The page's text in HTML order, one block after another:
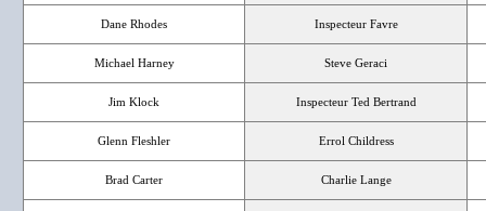
Dane Rhodes Inspecteur Favre
Michael Harney Steve Geraci
Jim Klock Inspecteur Ted Bertrand
Glenn Fleshler Errol Childress
Brad Carter Charlie Lange